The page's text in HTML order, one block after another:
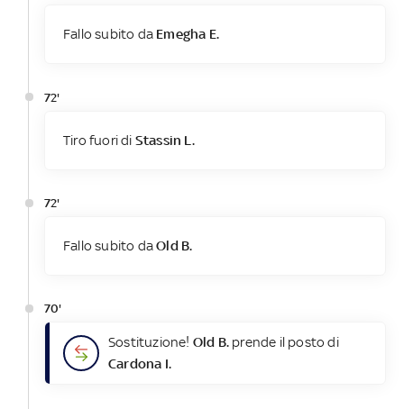
Fallo subito da Emegha E.
72'
Tiro fuori di Stassin L.
72'
Fallo subito daOld B.
70'
Sostituzione! Old B. prende il posto di
Cardona I.